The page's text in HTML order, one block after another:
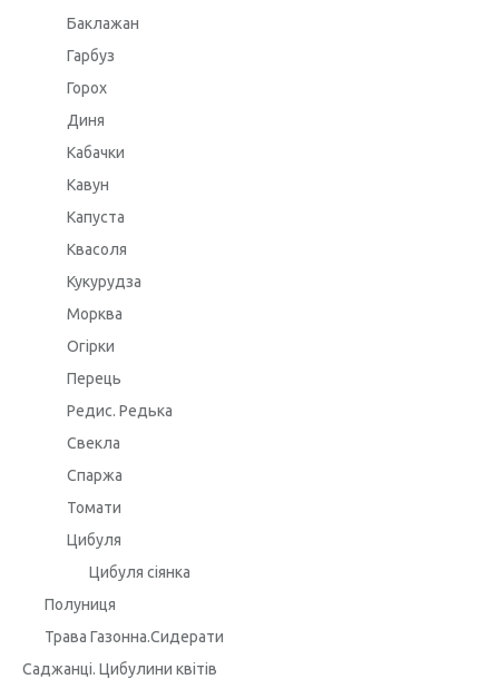
Баклажан
Гарбуз
Горох
Диня
Кабачки
Кавун
Капуста
Квасоля
Кукурудза
Морква
Огірки
Перець
Редис. Редька
Свекла
Спаржа
Томати
Цибуля
Цибуля сіянка
Полуниця
Трава Газонна.Сидерати
Саджанці. Цибулини квітів